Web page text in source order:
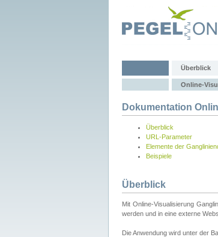
Überblick
Online-
Dokumentation
Überblick
URL-Parameter
Elemente der
Beispiele
Überblick
Mit Online-Visualisierung
werden und in eine externe
Die Anwendung wird unter der